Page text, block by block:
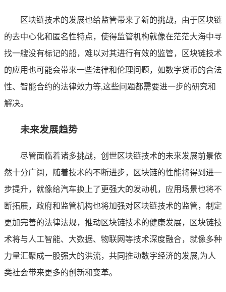
区块链技术的发展也给监管带来了新的挑战，由于区块链
的去中心化和匿名性特点，使得监管机构就像在茫茫大海中寻
找一艘没有标记的船，难以对其进行有效的监管，区块链技术
的应用也可能会带来一些法律和伦理问题，如数字货币的合法
性、智能合约的法律效力等,这些问题都需要进一步的研究和
解决。
未来发展趋势
尽管面临着诸多挑战，创世区块链技术的未来发展前景依
然十分广阔，随着技术的不断进步，区块链的性能将得到进一
步提升，就像给汽车换上了更强大的发动机，应用场景也将不
断拓展，政府和监管机构也将加强对区块链技术的监管，制定
更加完善的法律法规，推动区块链技术的健康发展，区块链技
术将与人工智能、大数据、物联网等技术深度融合，就像多种
力量汇聚成一股强大的洪流，共同推动数字经济的发展,为人
类社会带来更多的创新和变革。